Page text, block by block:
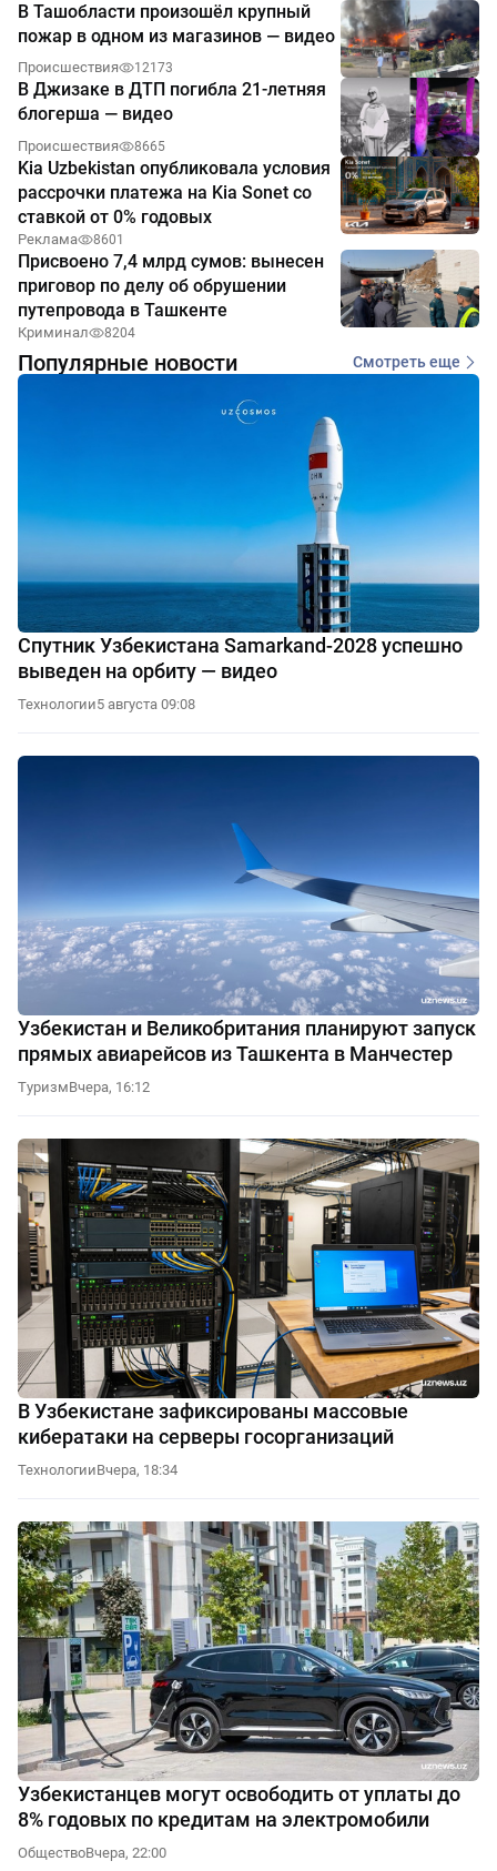
В Ташобласти произошёл крупный
пожар в одном из магазинов — видео
Происшествия 12173
В Джизаке в ДТП погибла 21-летняя
блогерша — видео
Происшествия 8665
Kia Uzbekistan опубликовала условия
рассрочки платежа на Kia Sonet со
ставкой от 0% годовых
Реклама 8601
Присвоено 7,4 млрд сумов: вынесен
приговор по делу об обрушении
путепровода в Ташкенте
Криминал 8204
Популярные новости Смотреть еще
Спутник Узбекистана Samarkand-2028 успешно
выведен на орбиту — видео
Технологии5 августа 09:08
Узбекистан и Великобритания планируют запуск
прямых авиарейсов из Ташкента в Манчестер
ТуризмВчера, 16:12
В Узбекистане зафиксированы массовые
кибератаки на серверы госорганизаций
ТехнологииВчера, 18:34
Узбекистанцев могут освободить от уплаты до
8% годовых по кредитам на электромобили
ОбществоВчера, 22:00